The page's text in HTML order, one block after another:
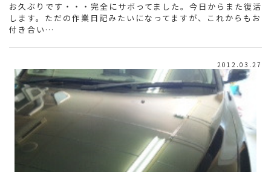
お久ぶりです・・・完全にサボってました。今日からまた復活
します。ただの作業日記みたいになってますが、これからもお
付き合い…
2012.03.27